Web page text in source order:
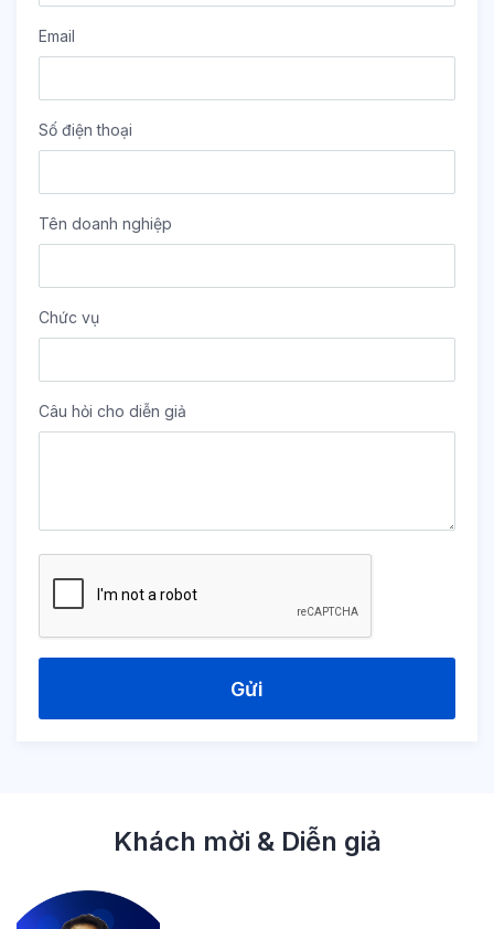
Email
Số điện thoại
Tên doanh nghiệp
Chức vụ
Câu hỏi cho diễn giả
Gửi
Khách mời & Diễn giả